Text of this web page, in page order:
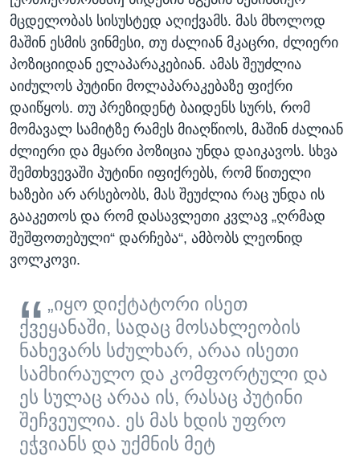
მცდელობას სისუსტედ აღიქვამს. მას მხოლოდ
მაშინ ესმის ვინმესი, თუ ძალიან მკაცრი, ძლიერი
პოზიციიდან ელაპარაკებიან. ამას შეუძლია
აიძულოს პუტინი მოლაპარაკებაზე ფიქრი
დაიწყოს. თუ პრეზიდენტ ბაიდენს სურს, რომ
მომავალ სამიტზე რამეს მიაღწიოს, მაშინ ძალიან
ძლიერი და მყარი პოზიცია უნდა დაიკავოს. სხვა
შემთხვევაში პუტინი იფიქრებს, რომ წითელი
ხაზები არ არსებობს, მას შეუძლია რაც უნდა ის
გააკეთოს და რომ დასავლეთი კვლავ „ღრმად
შეშფოთებული“ დარჩება“, ამბობს ლეონიდ
ვოლკოვი.
„იყო დიქტატორი ისეთ
ქვეყანაში, სადაც მოსახლეობის
ნახევარს სძულხარ, არაა ისეთი
სამხირაულო და კომფორტული და
ეს სულაც არაა ის, რასაც პუტინი
შეჩვეულია. ეს მას ხდის უფრო
ეჭვიანს და უქმნის მეტ